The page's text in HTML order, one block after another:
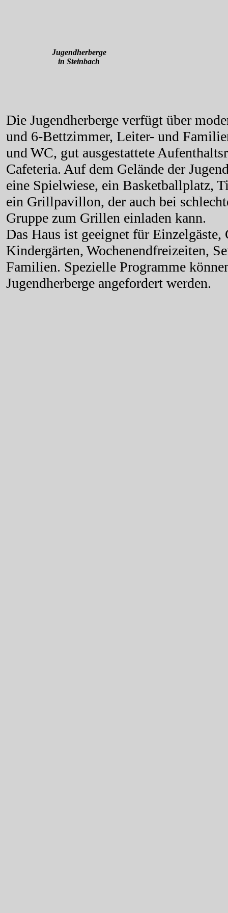
Jugendherberge
in Steinbach
Die Jugendherberge verfügt über
und 6-Bettzimmer, Leiter- und
und WC, gut ausgestattete
Cafeteria. Auf dem Gelände der
eine Spielwiese, ein Basketballplatz,
ein Grillpavillon, der auch bei
Gruppe zum Grillen einladen kann.
Das Haus ist geeignet für Einzelgäste,
Kindergärten, Wochenendfreizeiten,
Familien. Spezielle Programme
Jugendherberge angefordert werden.